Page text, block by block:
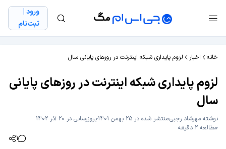
ورود |
ثبت‌نام
خانه اخبار لزوم پایداری شبکه اینترنت در روزهای پایانی سال
لزوم پایداری شبکه اینترنت در روزهای پایانی
سال
نوشته مهرشاد رجبیمنتشر شده در 25 بهمن 1401
بروزرسانی در 20 آذر 1402
مطالعه 2 دقیقه
1